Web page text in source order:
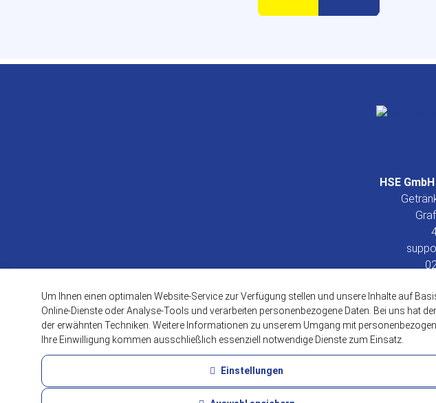
HSE
Um Ihnen einen optimalen Website-Service zur Verfügung stellen und unsere Inhalte auf
Online-Dienste oder Analyse-Tools und verarbeiten personenbezogene Daten. Bei uns hat
der erwähnten Techniken. Weitere Informationen zu unserem Umgang mit
Ihre Einwilligung kommen ausschließlich essenziell notwendige Dienste zum Einsatz.
Diese Cookies werden für die Grundfunktionen der Website benötigt.
Einstellungen